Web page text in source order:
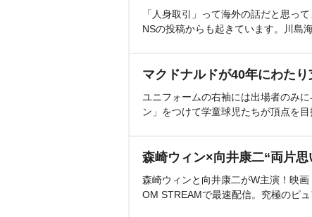
「人身取引」って海外の話だと思っ
NSの投稿からも起きています。川島
マクドナルドが40年にわたり
ユニフォームの右袖には出場者のみ
ン」をつけて学童球児たちが頂点を目
森崎ウィン×向井康二“両片思
森崎ウィンと向井康二がW主演！映
OM STREAMで最速配信。究極のピュ